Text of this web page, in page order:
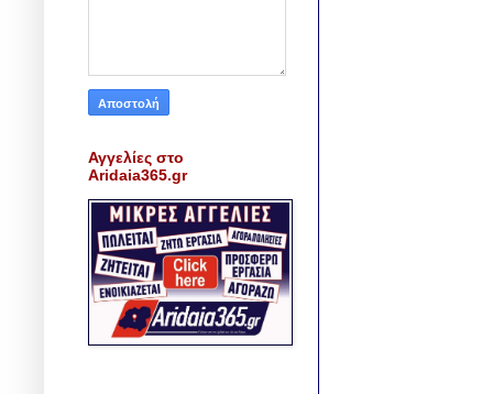
Αγγελίες στο
Aridaia365.gr